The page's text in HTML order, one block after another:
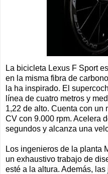
La bicicleta Lexus F Sport
en la misma fibra de
la ha inspirado. El
línea de cuatro metros y
1,22 de alto. Cuenta con un
CV con 9.000 rpm. Acelera
segundos y alcanza una
Los ingenieros de la planta
un exhaustivo trabajo de
esté a la altura. Además,